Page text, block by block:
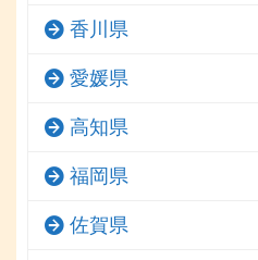
香川県
愛媛県
高知県
福岡県
佐賀県